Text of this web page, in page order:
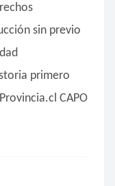
sin previo
primero
CAPO